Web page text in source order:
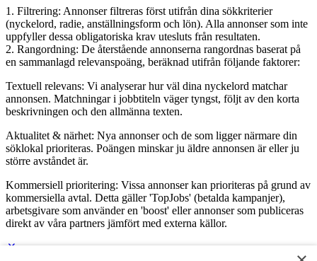
1. Filtrering: Annonser filtreras först utifrån dina sökkriterier
(nyckelord, radie, anställningsform och lön). Alla annonser som inte
uppfyller dessa obligatoriska krav utesluts från resultaten.
2. Rangordning: De återstående annonserna rangordnas baserat på
en sammanlagd relevanspoäng, beräknad utifrån följande faktorer:
Textuell relevans: Vi analyserar hur väl dina nyckelord matchar
annonsen. Matchningar i jobbtiteln väger tyngst, följt av den korta
beskrivningen och den allmänna texten.
Aktualitet & närhet: Nya annonser och de som ligger närmare din
söklokal prioriteras. Poängen minskar ju äldre annonsen är eller ju
större avståndet är.
Kommersiell prioritering: Vissa annonser kan prioriteras på grund av
kommersiella avtal. Detta gäller 'TopJobs' (betalda kampanjer),
arbetsgivare som använder en 'boost' eller annonser som publiceras
direkt av våra partners jämfört med externa källor.